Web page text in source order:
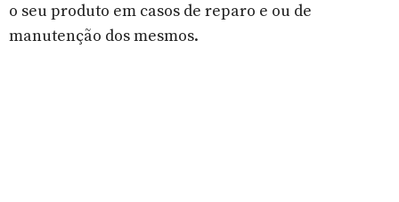
o seu produto em casos de reparo e ou de
manutenção dos mesmos.